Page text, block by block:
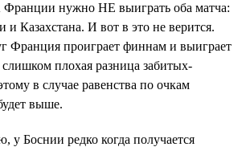
Франции нужно НЕ выиграть оба матча:
Казахстана. И вот в это не верится.
Франция проиграет финнам и выиграет
слишком плохая разница забитых-
в случае равенства по очкам
выше.
у Боснии редко когда получается